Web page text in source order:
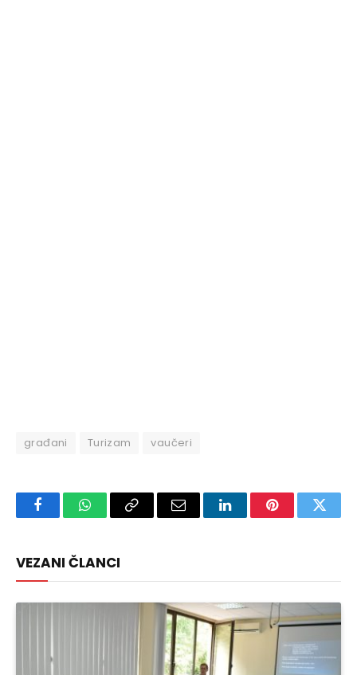
građani Turizam vaučeri
FacebookWhatsAppCopy
Email LinkedInPinterest
VEZANI ČLANCI